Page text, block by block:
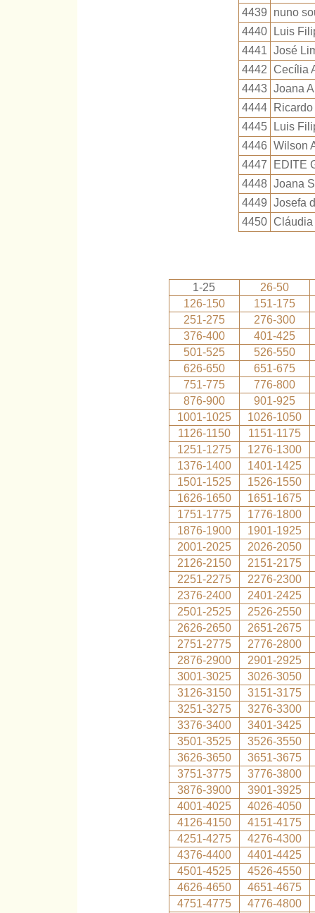
4439
nuno
4440
Luis
4441 José
4442 Cecília
4443 Joana
4444
4445
Luis
4446 Wilson
4447
EDITE
4448 Joana
4449 Josefa
4450 Cláudia
1-25
26-50
126-150
151-175
251-275
276-300
376-400
401-425
501-525
526-550
626-650
651-675
751-775
776-800
876-900
901-925
1001-1025
1026-1050
1126-1150
1151-1175
1251-1275
1276-1300
1376-1400
1401-1425
1501-1525
1526-1550
1626-1650
1651-1675
1751-1775
1776-1800
1876-1900
1901-1925
2001-2025
2026-2050
2126-2150
2151-2175
2251-2275
2276-2300
2376-2400
2401-2425
2501-2525
2526-2550
2626-2650
2651-2675
2751-2775
2776-2800
2876-2900
2901-2925
3001-3025
3026-3050
3126-3150
3151-3175
3251-3275
3276-3300
3376-3400
3401-3425
3501-3525
3526-3550
3626-3650
3651-3675
3751-3775
3776-3800
3876-3900
3901-3925
4001-4025
4026-4050
4126-4150
4151-4175
4251-4275
4276-4300
4376-4400
4401-4425
4501-4525
4526-4550
4626-4650
4651-4675
4751-4775
4776-4800